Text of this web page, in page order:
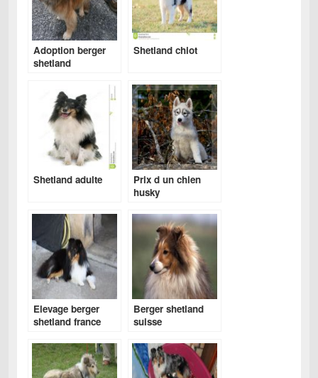
Adoption berger
shetland
Shetland chiot
Shetland adulte
Prix d un chien
husky
Elevage berger
shetland france
Berger shetland
suisse